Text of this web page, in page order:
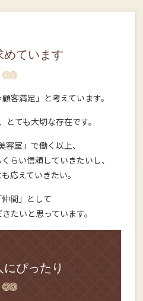
めています
客満足」と考えています。
ても大切な存在です。
容室」で働く以上、
らい信頼していきたいし、
応えていきたい。
間」として
たいと思っています。
にぴったり